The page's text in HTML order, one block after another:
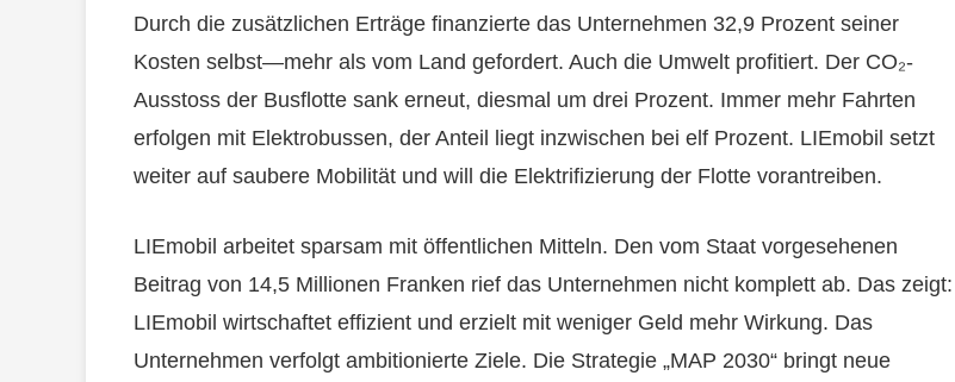
Durch die zusätzlichen Erträge finanzierte das Unternehmen 32,9 Prozent seiner
Kosten selbst—mehr als vom Land gefordert. Auch die Umwelt profitiert. Der CO₂-
Ausstoss der Busflotte sank erneut, diesmal um drei Prozent. Immer mehr Fahrten
erfolgen mit Elektrobussen, der Anteil liegt inzwischen bei elf Prozent. LIEmobil setzt
weiter auf saubere Mobilität und will die Elektrifizierung der Flotte vorantreiben.
LIEmobil arbeitet sparsam mit öffentlichen Mitteln. Den vom Staat vorgesehenen
Beitrag von 14,5 Millionen Franken rief das Unternehmen nicht komplett ab. Das zeigt:
LIEmobil wirtschaftet effizient und erzielt mit weniger Geld mehr Wirkung. Das
Unternehmen verfolgt ambitionierte Ziele. Die Strategie „MAP 2030“ bringt neue